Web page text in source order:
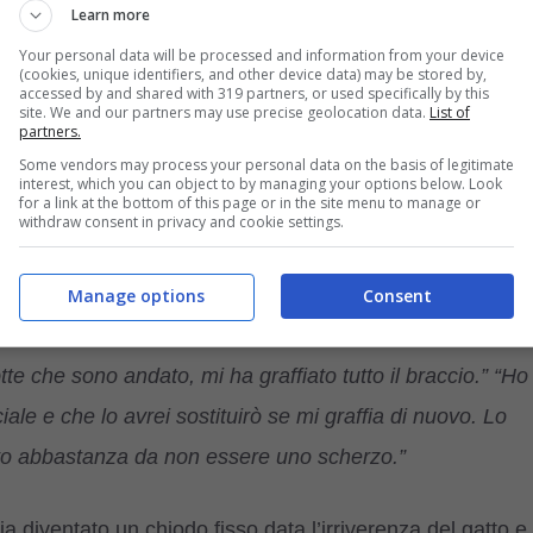
di fargli compagnia
primo giorno il gatto l’avesse immediatamente
scritto :
“Aveva un gatto tutto nero che era estremamente
usava la lettiera per metà del tempo. Mia moglie ha
famiglia e io avrei dovuto andare nel suo
che sono andato, mi ha graffiato tutto il braccio.” “Ho
e che lo avrei sostituirò se mi graffia di nuovo. Lo
abbastanza da non essere uno scherzo.”
Learn more
Your personal data will be processed and information from your device
(cookies, unique identifiers, and other device data) may be stored by,
accessed by and shared with 319 partners, or used specifically by this
site. We and our partners may use precise geolocation data. List of
partners.
Some vendors may process your personal data on the basis of legitimate
interest, which you can object to by managing your options below. Look
for a link at the bottom of this page or in the site menu to manage or
withdraw consent in privacy and cookie settings.
Consent
Manage options